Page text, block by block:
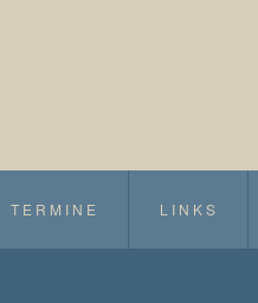
TERMINE LINKS